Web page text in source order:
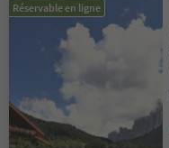
Réservable en ligne